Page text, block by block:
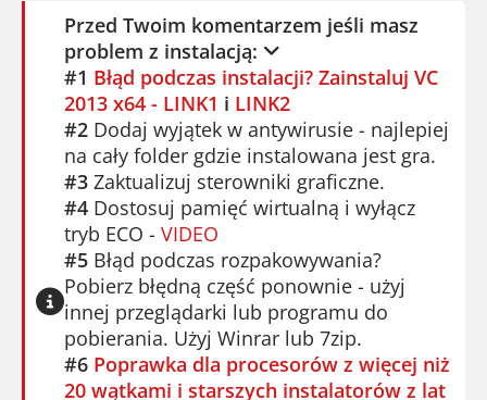
Przed Twoim komentarzem jeśli masz
problem z instalacją:
#1 Błąd podczas instalacji? Zainstaluj VC
2013 x64 - LINK1 i LINK2
#2 Dodaj wyjątek w antywirusie - najlepiej
na cały folder gdzie instalowana jest gra.
#3 Zaktualizuj sterowniki graficzne.
#4 Dostosuj pamięć wirtualną i wyłącz
tryb ECO - VIDEO
#5 Błąd podczas rozpakowywania?
Pobierz błędną część ponownie - użyj
innej przeglądarki lub programu do
pobierania. Użyj Winrar lub 7zip.
#6 Poprawka dla procesorów z więcej niż
20 wątkami i starszych instalatorów z lat